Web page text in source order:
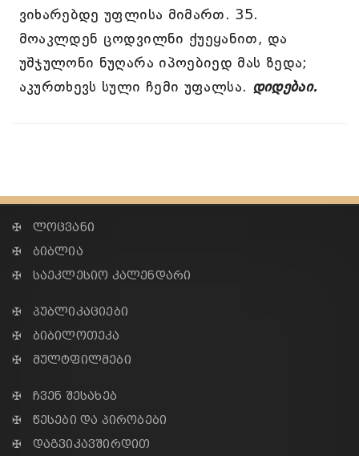
ვიხარებდე უფლისა მიმართ. 35.
მოაკლდენ ცოდვილნი ქუეყანით, და
უშჯულონი ნუღარა იპოებიედ მას ზედა;
აკურთხევს სული ჩემი უფალსა. დიდებაი.
✠ ლოცვანი
✠ ბიბლია
✠ საეკლესიო კალენდარი
✠ პუბლიკაციები
✠ ბიბილოთეკა
✠ მულტფილმები
✠ ჩვენ შესახებ
✠ წესები და პირობები
✠ დაგვიკავშირდით